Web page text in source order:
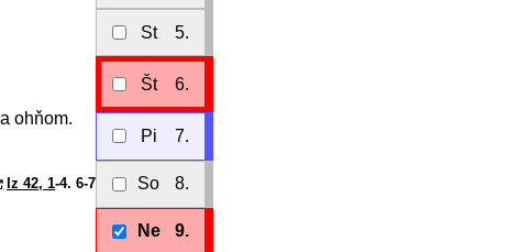
ohňom.
Iz 42, 1-4. 6-7
St 5.
Št 6.
Pi 7.
So 8.
Ne 9.